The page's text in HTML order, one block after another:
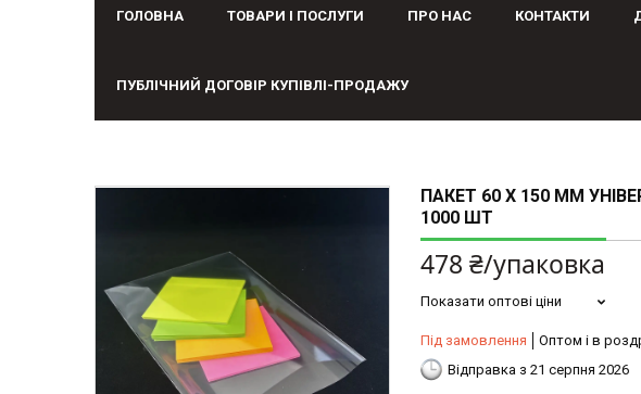
ГОЛОВНА ТОВАРИ І ПОСЛУГИ ПРО НАС КОНТАКТИ
ПУБЛІЧНИЙ ДОГОВІР КУПІВЛІ-ПРОДАЖУ
ПАКЕТ 60 X 150 ММ
1000 ШТ
478 ₴/упаковка
Показати оптові ціни
Під замовлення Оптом і в
Відправка з 21 серпня 2026